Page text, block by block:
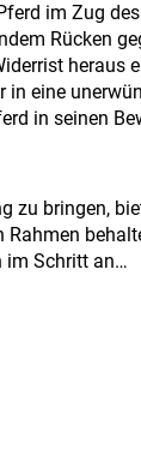
im Zug
Rücken
heraus
eine
in seinen
zu bringen,
im Schritt an…